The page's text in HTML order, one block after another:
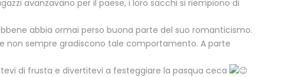
avanzavano per il paese, i loro sacchi si riempiono di
abbia ormai perso buona parte del suo romanticismo.
non sempre gradiscono tale comportamento. A parte
di frusta e divertitevi a festeggiare la pasqua ceca